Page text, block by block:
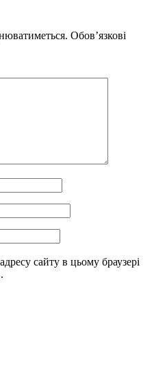
Обов’язкові
сайту в цьому браузері